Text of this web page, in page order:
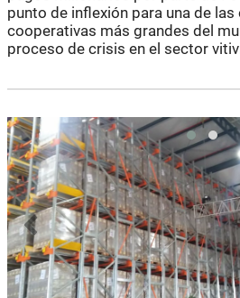
punto de inflexión para una de
cooperativas más grandes del
proceso de crisis en el sector